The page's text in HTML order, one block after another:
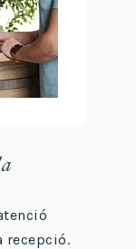
recepció.